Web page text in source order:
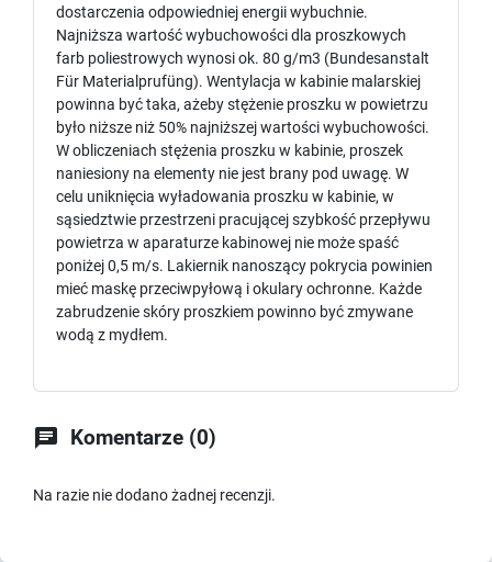
dostarczenia odpowiedniej energii wybuchnie.
Najniższa wartość wybuchowości dla proszkowych
farb poliestrowych wynosi ok. 80 g/m3 (Bundesanstalt
Für Materialprufüng). Wentylacja w kabinie malarskiej
powinna być taka, ażeby stężenie proszku w powietrzu
było niższe niż 50% najniższej wartości wybuchowości.
W obliczeniach stężenia proszku w kabinie, proszek
naniesiony na elementy nie jest brany pod uwagę. W
celu uniknięcia wyładowania proszku w kabinie, w
sąsiedztwie przestrzeni pracującej szybkość przepływu
powietrza w aparaturze kabinowej nie może spaść
poniżej 0,5 m/s. Lakiernik nanoszący pokrycia powinien
mieć maskę przeciwpyłową i okulary ochronne. Każde
zabrudzenie skóry proszkiem powinno być zmywane
wodą z mydłem.
 Komentarze (0)
Na razie nie dodano żadnej recenzji.